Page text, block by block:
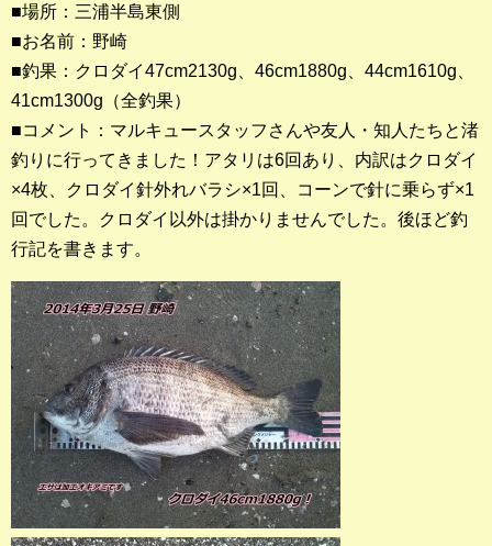
■場所：三浦半島東側
■お名前：野崎
■釣果：クロダイ47cm2130g、46cm1880g、44cm1610g、
41cm1300g（全釣果）
■コメント：マルキュースタッフさんや友人・知人たちと渚
釣りに行ってきました！アタリは6回あり、内訳はクロダイ
×4枚、クロダイ針外れバラシ×1回、コーンで針に乗らず×1
回でした。クロダイ以外は掛かりませんでした。後ほど釣
行記を書きます。
釣果ランキング
2023年 クロダイ部門
2023年 メジナ部門
歴代釣果ランキング
クロダイ部門
メジナ部門
シロギス部門
過去の釣果ランキング
ブログ・釣行記
スタッフブログ
店長釣行記